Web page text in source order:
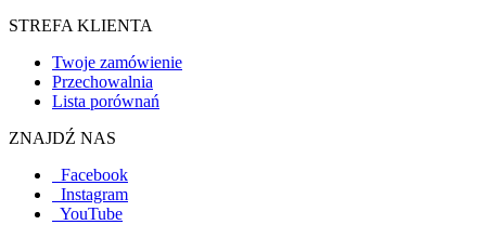
STREFA KLIENTA
Twoje zamówienie
Przechowalnia
Lista porównań
ZNAJDŹ NAS
Facebook
Instagram
YouTube